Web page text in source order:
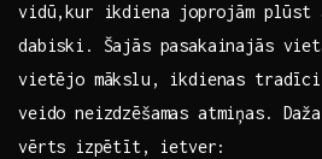
vidū,kur ikdiena ⁣joprojām plūst
dabiski. Šajās pasakainajās
vietējo mākslu, ‍ikdienas
veido neizdzēšamas atmiņas.
vērts ⁤izpētīt, ietver: